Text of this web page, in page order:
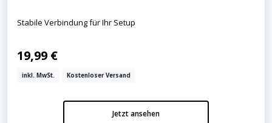
Stabile Verbindung für Ihr Setup
19,99 €
inkl. MwSt. Kostenloser Versand
Jetzt ansehen